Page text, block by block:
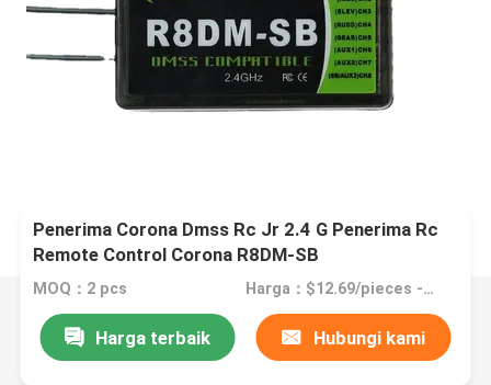
Penerima Corona Dmss Rc Jr 2.4 G Penerima Rc
Remote Control Corona R8DM-SB
MOQ：2 pcs Harga：$12.69/pieces -$16.51 pieces
Harga terbaik Hubungi kami